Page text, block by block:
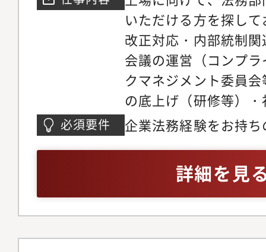
直しながら、より良
ています。＜配属組
配属となります。法
で、広告・マーケテ
事業支援、契約対応
ど、幅広い法務機能
野ごとに完全に分業
容や状況に応じて、
連携・相談しながら
ます。新卒・中途、
め、業務フローやル
識不足でもエラーを
ます 。・経営判断に
内に広めるため、社
ンなどを通じた情報
3．組織マネジメント
に対応できるバラン
後進を指導。課長と
ト・教育を担います
え、内部統制やガバ
るプロジェクトへの
いただける方を探し
改正対応・内部統制
会議の運営（コンプ
クマネジメント委員
の底上げ（研修等）
作成／審査／交渉等
その他付随する業務
必須要件 企業法務経験をお持ち
詳細を見